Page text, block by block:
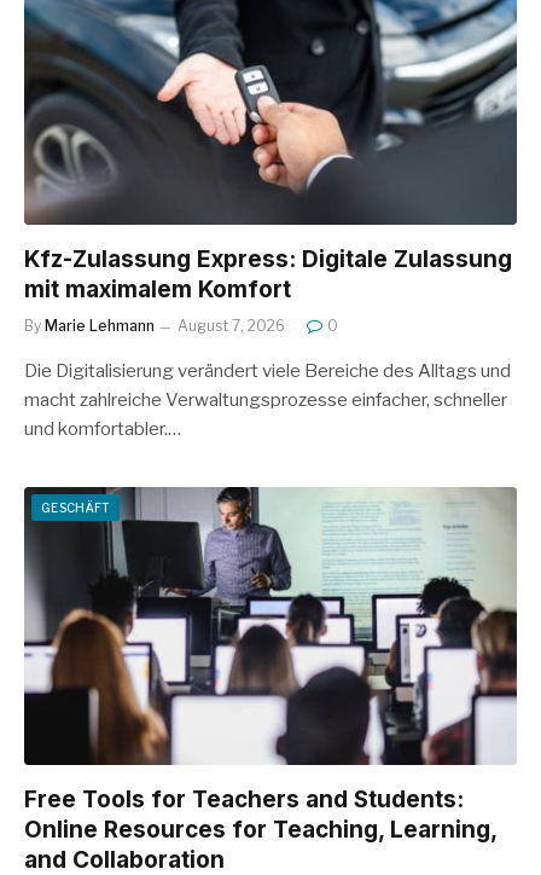
Kfz-Zulassung Express: Digitale Zulassung
mit maximalem Komfort
By Marie Lehmann August 7, 2026 0
Die Digitalisierung verändert viele Bereiche des Alltags und
macht zahlreiche Verwaltungsprozesse einfacher, schneller
und komfortabler.…
GESCHÄFT
Free Tools for Teachers and Students:
Online Resources for Teaching, Learning,
and Collaboration